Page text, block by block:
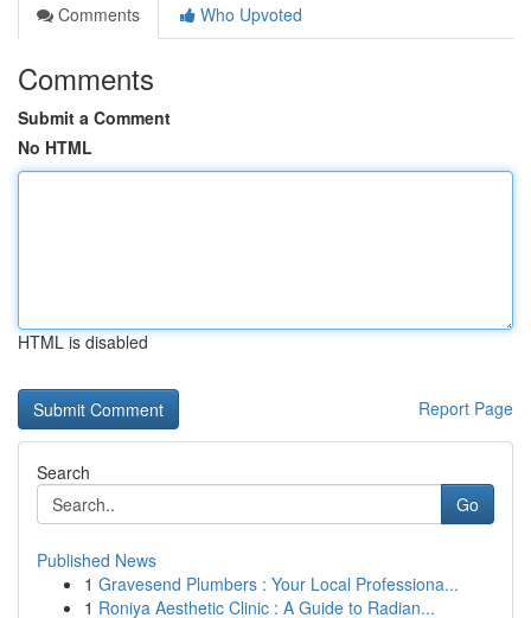
Comments
Who Upvoted
Comments
Submit a Comment
No HTML
HTML is disabled
Report Page
Search
Go
Published News
1 Gravesend Plumbers : Your Local Professiona...
1 Roniya Aesthetic Clinic : A Guide to Radian...